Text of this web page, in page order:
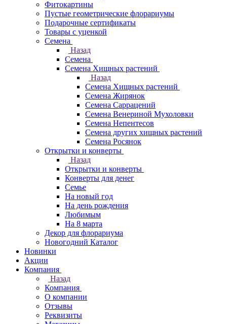
Фитокартины
Пустые геометрические флорариумы
Подарочные сертификаты
Товары с уценкой
Семена
Назад
Семена
Семена Хищных растений
Назад
Семена Хищных растений
Семена Жирянок
Семена Саррацений
Семена Венериной Мухоловки
Семена Непентесов
Семена других хищных растений
Семена Росянок
Открытки и конверты
Назад
Открытки и конверты
Конверты для денег
Семье
На новый год
На день рождения
Любимым
На 8 марта
Декор для флорариума
Новогодний Каталог
Новинки
Акции
Компания
Назад
Компания
О компании
Отзывы
Реквизиты